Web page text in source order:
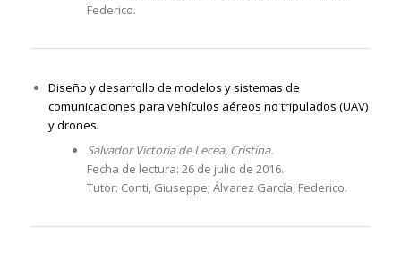
Federico.
Diseño y desarrollo de modelos y sistemas de
comunicaciones para vehículos aéreos no tripulados (UAV)
y drones.
Salvador Victoria de Lecea, Cristina.
Fecha de lectura: 26 de julio de 2016.
Tutor: Conti, Giuseppe; Álvarez García, Federico.